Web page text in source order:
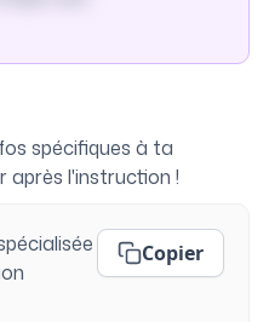
spécifiques à ta
après l'instruction !
Copier